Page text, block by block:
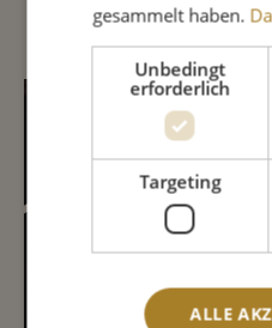
84%
gesammelt haben.
Unbedingt
erforderlich
Targeting
ALLE